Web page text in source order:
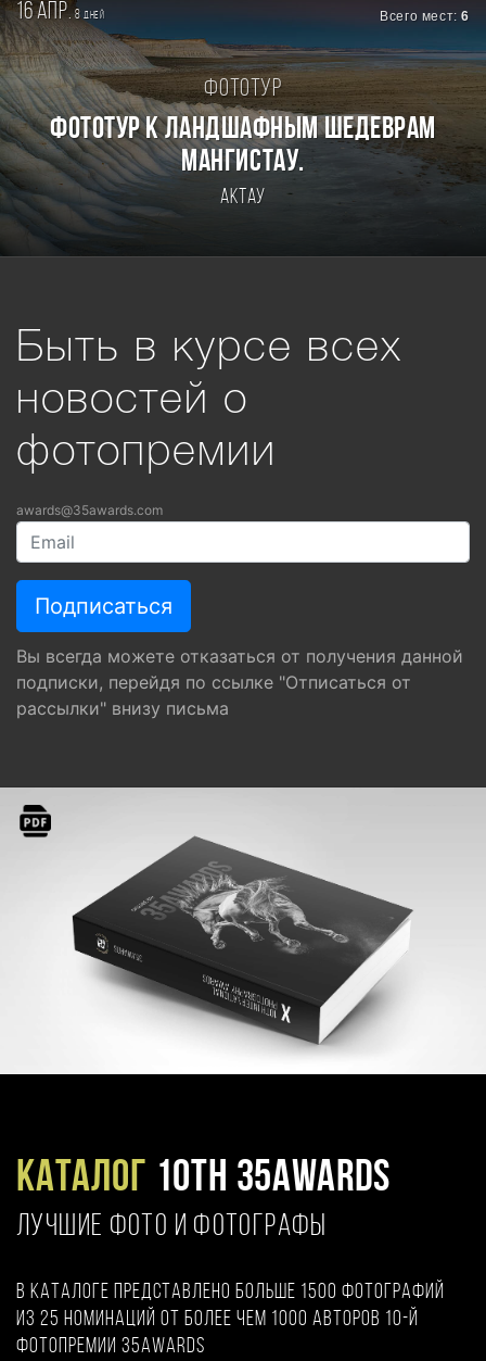
16 апр. 8дней Всего мест:6
Фототур
Фототур к ландшафным шедеврам
Мангистау.
Актау
Быть в курсе всех
новостей о
фотопремии
awards@35awards.com
Вы всегда можете отказаться от получения данной
подписки, перейдя по ссылке "Отписаться от
рассылки" внизу письма
Каталог 10TH 35AWARDS
ЛУЧШИЕ ФОТО И ФОТОГРАФЫ
В каталоге представлено больше 1500 фотографий
из 25 номинаций от более чем 1000 авторов 10-й
фотопремии 35AWARDS